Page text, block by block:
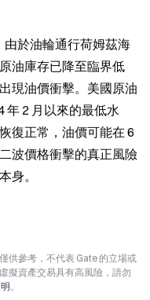
由於油輪通行荷姆茲海
油庫存已降至臨界低
現油價衝擊。美國原油
年 2 月以來的最低水
復正常，油價可能在 6
波價格衝擊的真正風險
身。
供參考，不代表 Gate 的立場或
擬資產交易具有高風險，請勿
。